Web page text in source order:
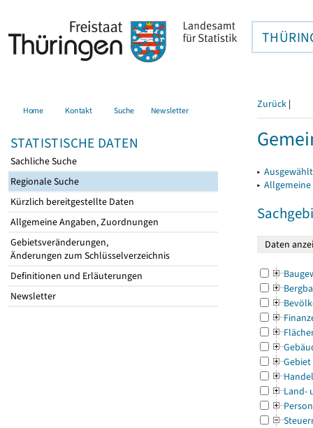
Home Kontakt Suche Newsletter
STATISTISCHE DATEN
Sachliche Suche
Regionale Suche
Kürzlich bereitgestellte Daten
Allgemeine Angaben, Zuordnungen
Gebietsveränderungen,
Änderungen zum Schlüsselverzeichnis
Definitionen und Erläuterungen
Newsletter
Zurück |
▸
▸
Gebiet
Land-